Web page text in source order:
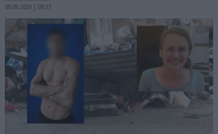
05.08.2026 | 09:27